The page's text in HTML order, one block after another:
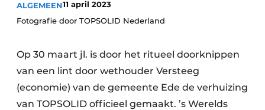
Vacature aanmelden
Vacatures
ALGEMEEN11 april 2023
Fotografie door TOPSOLID Nederland
Op 30 maart jl. is door het ritueel doorknippen
van een lint door wethouder Versteeg
(economie) van de gemeente Ede de verhuizing
van TOPSOLID officieel gemaakt. ’s Werelds